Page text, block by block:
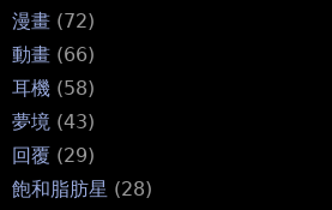
漫畫 (72)
動畫 (66)
耳機 (58)
夢境 (43)
回覆 (29)
飽和脂肪星 (28)